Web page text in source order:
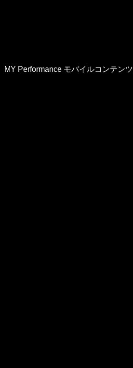
MY Performance モバイルコンテンツ